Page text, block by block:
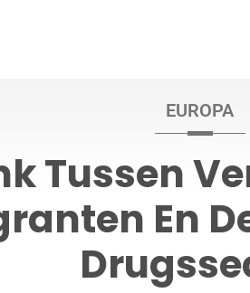
EUROPA
Tussen
En